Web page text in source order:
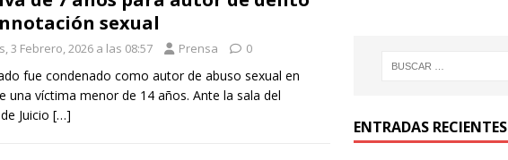
sexual
3 Febrero, 2026 a las 08:57 Prensa 0
fue condenado como autor de abuso sexual en
una víctima menor de 14 años. Ante la sala del
Juicio […]
ENTRADAS RECIENTES